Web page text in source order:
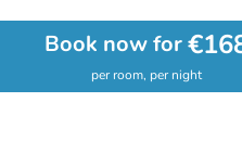
Book now for
per room, per night